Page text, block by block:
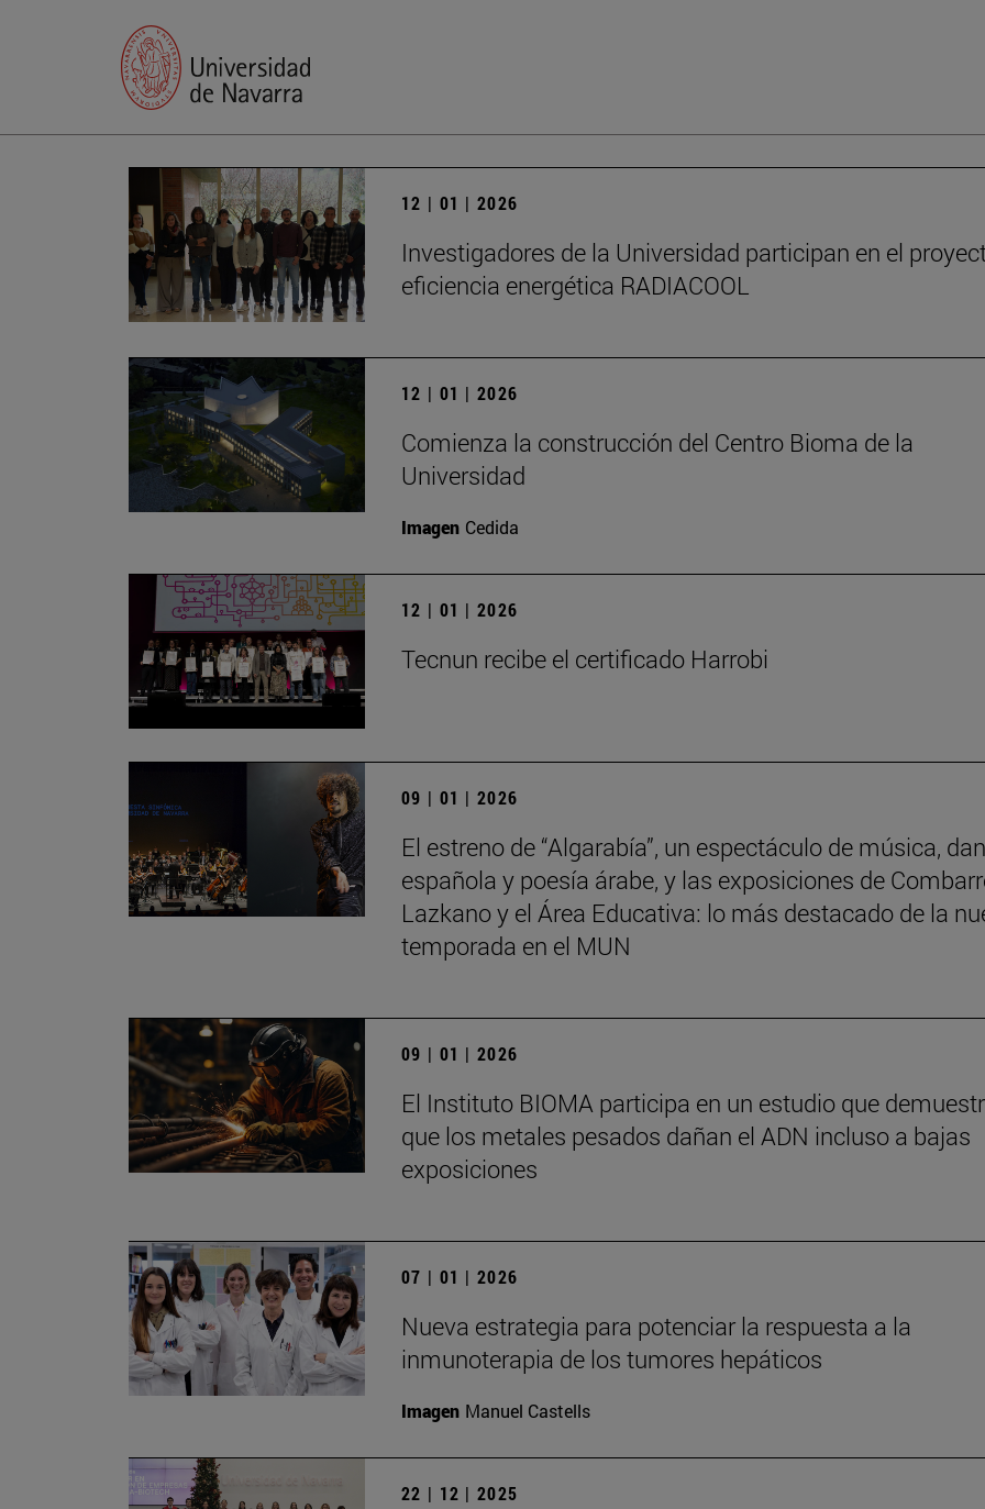
12 | 01 | 2026
Investigadores de la Universidad participan en el
eficiencia energética RADIACOOL
12 | 01 | 2026
Comienza la construcción del Centro Bioma de la
Universidad
Imagen Cedida
12 | 01 | 2026
Tecnun recibe el certificado Harrobi
09 | 01 | 2026
El estreno de “Algarabía”, un espectáculo de música,
española y poesía árabe, y las exposiciones de
Lazkano y el Área Educativa: lo más destacado de la
temporada en el MUN
09 | 01 | 2026
El Instituto BIOMA participa en un estudio que
que los metales pesados dañan el ADN incluso a bajas
exposiciones
07 | 01 | 2026
Nueva estrategia para potenciar la respuesta a la
inmunoterapia de los tumores hepáticos
Imagen Manuel Castells
22 | 12 | 2025